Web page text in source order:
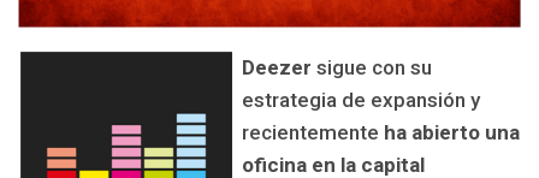
Deezer sigue con su
estrategia de expansión y
recientemente ha abierto una
oficina en la capital